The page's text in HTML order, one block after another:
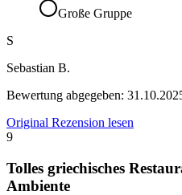
Große Gruppe
S
Sebastian B.
Bewertung abgegeben:
Original Rezension lesen
9
Tolles griechisches
Ambiente